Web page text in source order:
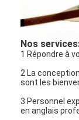
Nos
1 Répondre à
2 La
sont les
3 Personnel
en anglais